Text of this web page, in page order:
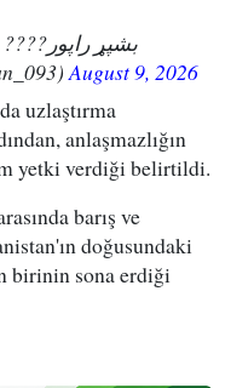
بشپړ راپور????
August 9, 2026
uzlaştırma
anlaşmazlığın
yetki verdiği belirtildi.
barış ve
doğusundaki
birinin sona erdiği